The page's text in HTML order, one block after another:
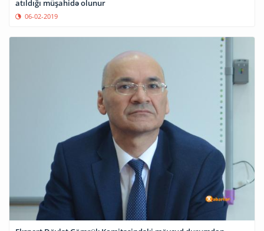
atıldığı müşahidə olunur
06-02-2019